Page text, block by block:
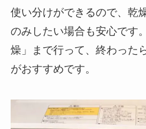
使い分けができるので、乾
のみしたい場合も安心です
燥」まで行って、終わった
がおすすめです。